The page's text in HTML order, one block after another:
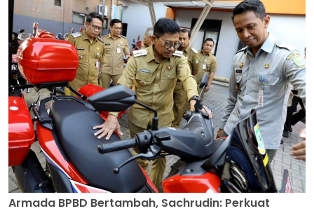
Armada BPBD Bertambah, Sachrudin: Perkuat